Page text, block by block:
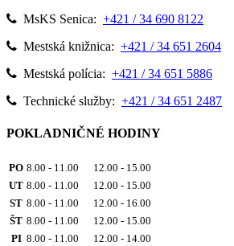
MsKS Senica: +421 / 34 690 8122
Mestská knižnica: +421 / 34 651 2604
Mestská polícia: +421 / 34 651 5886
Technické služby: +421 / 34 651 2487
POKLADNIČNÉ HODINY
PO 8.00 - 11.00 12.00 - 15.00
UT 8.00 - 11.00 12.00 - 15.00
ST 8.00 - 11.00 12.00 - 16.00
ŠT 8.00 - 11.00 12.00 - 15.00
PI 8.00 - 11.00 12.00 - 14.00